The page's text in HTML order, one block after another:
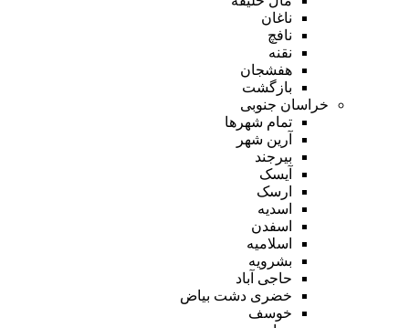
ناغان
نافچ
نقنه
هفشجان
بازگشت
خراسان جنوبی
تمام شهر‌ها
آرین شهر
بیرجند
آیسک
ارسک
اسدیه
اسفدن
اسلامیه
بشرویه
حاجی آباد
خضری دشت بیاض
خوسف